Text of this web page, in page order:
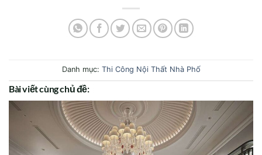
Danh mục: Thi Công Nội Thất Nhà Phố
Bài viết cùng chủ đề: